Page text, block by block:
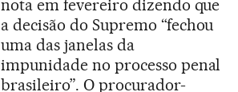
nota em fevereiro dizendo que
a decisão do Supremo “fechou
uma das janelas da
impunidade no processo penal
brasileiro”. O procurador-